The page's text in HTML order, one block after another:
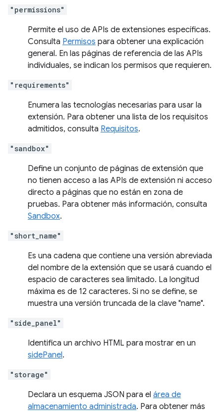
"permissions"
Permite el uso de APIs de extensiones específicas.
Consulta Permisos para obtener una explicación
general. En las páginas de referencia de las APIs
individuales, se indican los permisos que requieren.
"requirements"
Enumera las tecnologías necesarias para usar la
extensión. Para obtener una lista de los requisitos
admitidos, consulta Requisitos.
"sandbox"
Define un conjunto de páginas de extensión que
no tienen acceso a las APIs de extensión ni acceso
directo a páginas que no están en zona de
pruebas. Para obtener más información, consulta
Sandbox.
"short_name"
Es una cadena que contiene una versión abreviada
del nombre de la extensión que se usará cuando el
espacio de caracteres sea limitado. La longitud
máxima es de 12 caracteres. Si no se define, se
muestra una versión truncada de la clave "name".
"side_panel"
Identifica un archivo HTML para mostrar en un
sidePanel.
"storage"
Declara un esquema JSON para el área de
almacenamiento administrada. Para obtener más